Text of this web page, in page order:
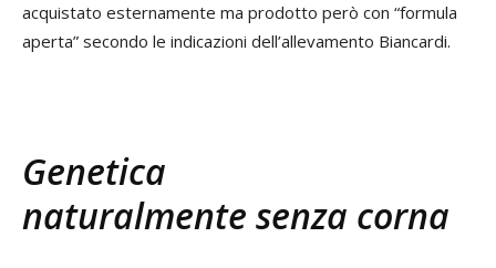
acquistato esternamente ma prodotto però con “formula
aperta” secondo le indicazioni dell’allevamento Biancardi.
Genetica
naturalmente senza corna